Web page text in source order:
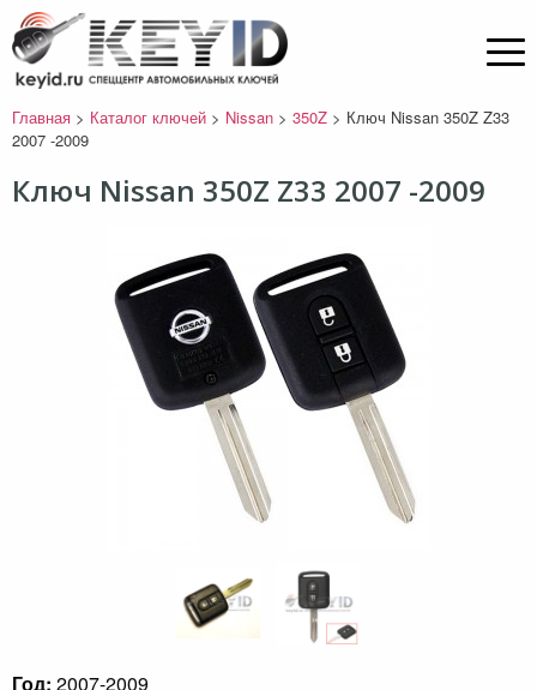
Главная > Каталог ключей > Nissan > 350Z > Ключ Nissan 350Z Z33
2007 -2009
Ключ Nissan 350Z Z33 2007 -2009
Год: 2007-2009